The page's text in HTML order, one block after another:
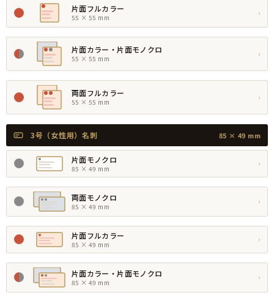
片面フルカラー
55 × 55 mm
›
片面カラー・片面モノクロ
55 × 55 mm
›
両面フルカラー
55 × 55 mm
›
3号（女性用）名刺 85 × 49 mm
片面モノクロ
85 × 49 mm
›
両面モノクロ
85 × 49 mm
›
片面フルカラー
85 × 49 mm
›
片面カラー・片面モノクロ
85 × 49 mm
›